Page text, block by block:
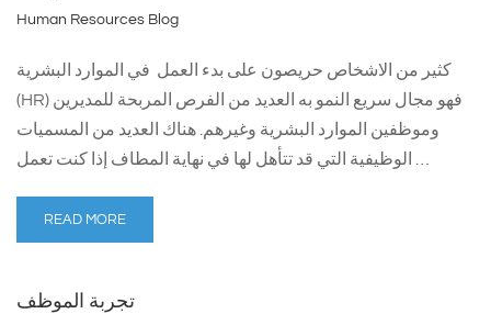
Human Resources Blog
كثير من الاشخاص حريصون على بدء العمل في الموارد البشرية
(HR) فهو مجال سريع النمو به العديد من الفرص المربحة للمديرين
وموظفين الموارد البشرية وغيرهم. هناك العديد من المسميات
READ MORE
تجربة الموظف